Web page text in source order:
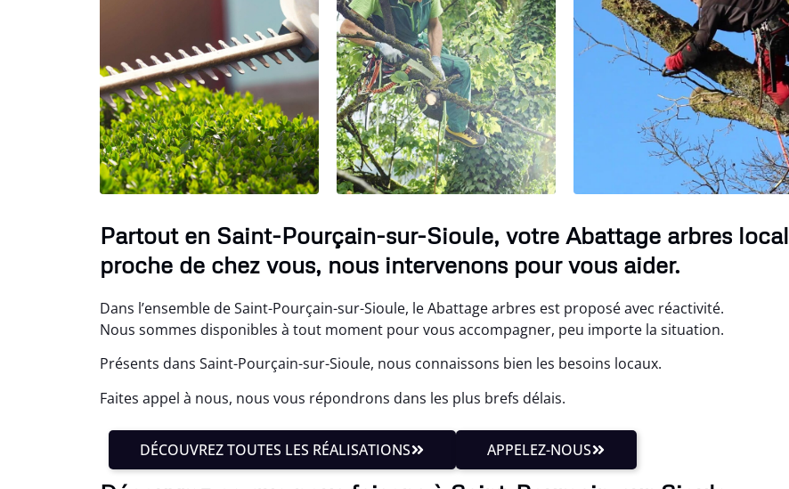
Partout en Saint-Pourçain-sur-Sioule, votre Abattage arbres local
proche de chez vous, nous intervenons pour vous aider.
Dans l’ensemble de Saint-Pourçain-sur-Sioule, le Abattage arbres est proposé avec réactivité.
Nous sommes disponibles à tout moment pour vous accompagner, peu importe la situation.
Présents dans Saint-Pourçain-sur-Sioule, nous connaissons bien les besoins locaux.
Faites appel à nous, nous vous répondrons dans les plus brefs délais.
DÉCOUVREZ TOUTES LES RÉALISATIONS APPELEZ-NOUS